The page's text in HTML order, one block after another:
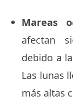
Mareas
afectan
debido a
Las lunas
más altas